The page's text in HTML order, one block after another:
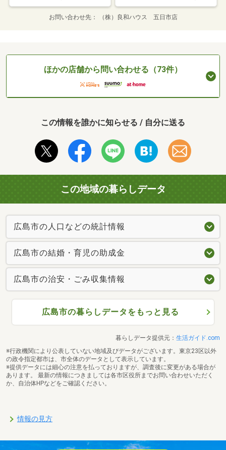
お問い合わせ先 （株）良和ハウス 五日市店
ほかの店舗から問い合わせる（73件）
この情報を誰かに知らせる / 自分に送る
この地域の暮らしデータ
広島市の人口などの統計情報
広島市の結婚・育児の助成金
広島市の治安・ごみ収集情報
広島市の暮らしデータをもっと見る
暮らしデータ提供元： 生活ガイド.com
※行政機関により公表していない地域及びデータがございます。東京23区以外
の政令指定都市は、市全体のデータとして表示しています。
※提供データには細心の注意を払っておりますが、調査後に変更がある場合が
あります。 最新の情報につきましては各市区役所までお問い合わせいただく
か、自治体HPなどをご確認ください。
情報の見方